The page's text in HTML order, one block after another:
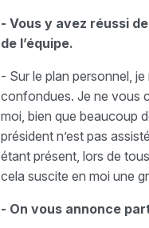
- Vous y avez réussi
de l’équipe.
- Sur le plan personnel,
confondues. Je ne vous
moi, bien que beaucoup
président n’est pas
étant présent, lors de
cela suscite en moi une
- On vous annonce